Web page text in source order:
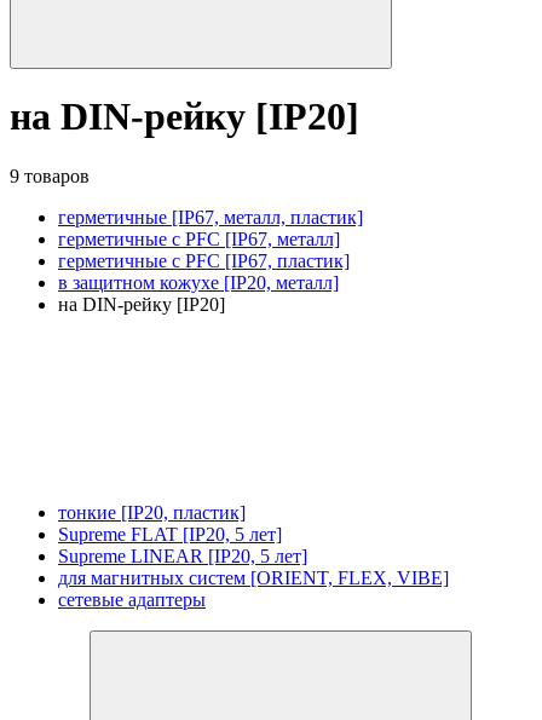
на DIN-рейку [IP20]
9 товаров
герметичные [IP67, металл, пластик]
герметичные с PFC [IP67, металл]
герметичные с PFC [IP67, пластик]
в защитном кожухе [IP20, металл]
на DIN-рейку [IP20]
тонкие [IP20, пластик]
Supreme FLAT [IP20, 5 лет]
Supreme LINEAR [IP20, 5 лет]
для магнитных систем [ORIENT, FLEX, VIBE]
сетевые адаптеры